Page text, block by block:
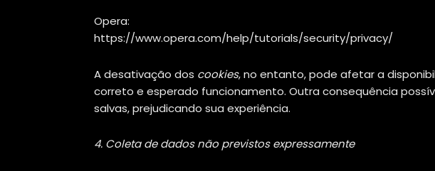
Opera:
https://www.opera.com/help/tutorials/security/privacy/
A desativação dos cookies, no entanto, pode afetar a
correto e esperado funcionamento. Outra consequência
salvas, prejudicando sua experiência.
4. Coleta de dados não previstos expressamente